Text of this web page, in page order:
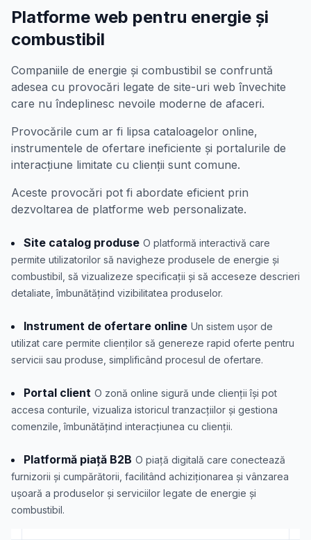
Platforme web pentru energie și
combustibil
Companiile de energie și combustibil se confruntă
adesea cu provocări legate de site-uri web învechite
care nu îndeplinesc nevoile moderne de afaceri.
Provocările cum ar fi lipsa cataloagelor online,
instrumentele de ofertare ineficiente și portalurile de
interacțiune limitate cu clienții sunt comune.
Aceste provocări pot fi abordate eficient prin
dezvoltarea de platforme web personalizate.
Site catalog produse O platformă interactivă care
permite utilizatorilor să navigheze produsele de energie și
combustibil, să vizualizeze specificații și să acceseze descrieri
detaliate, îmbunătățind vizibilitatea produselor.
Instrument de ofertare online Un sistem ușor de
utilizat care permite clienților să genereze rapid oferte pentru
servicii sau produse, simplificând procesul de ofertare.
Portal client O zonă online sigură unde clienții își pot
accesa conturile, vizualiza istoricul tranzacțiilor și gestiona
comenzile, îmbunătățind interacțiunea cu clienții.
Platformă piață B2B O piață digitală care conectează
furnizorii și cumpărătorii, facilitând achiziționarea și vânzarea
ușoară a produselor și serviciilor legate de energie și
combustibil.